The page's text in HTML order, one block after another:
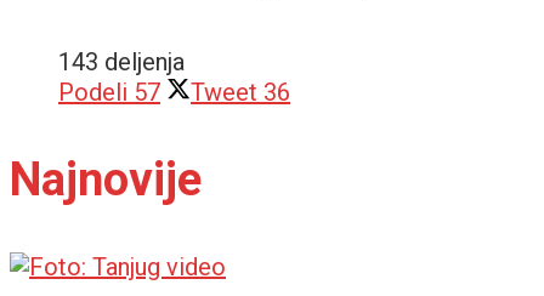
143 deljenja
Podeli 57 Tweet 36
Najnovije